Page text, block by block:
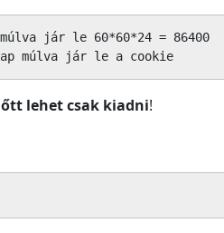
jár le 60*60*24 = 86400
múlva jár le a cookie
lehet csak kiadni!